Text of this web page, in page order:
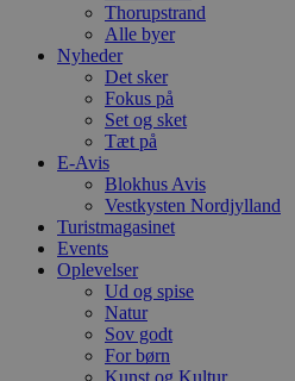
Thorupstrand
Alle byer
Nyheder
Det sker
Fokus på
Set og sket
Tæt på
E-Avis
Blokhus Avis
Vestkysten Nordjylland
Turistmagasinet
Events
Oplevelser
Ud og spise
Natur
Sov godt
For børn
Kunst og Kultur